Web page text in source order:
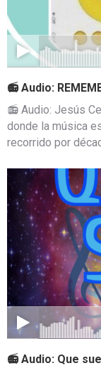
📻 Audio:
📻 Audio: Jesús
donde la música
recorrido por
📻 Audio: Que